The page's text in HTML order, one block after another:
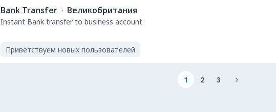
Bank Transfer · Великобритания
Instant Bank transfer to business account
Приветствуем новых пользователей
1 2 3 